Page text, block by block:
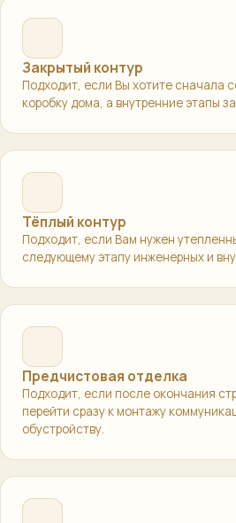
Закрытый контур
Подходит, если Вы хотите сначала
коробку дома, а внутренние этапы
Тёплый контур
Подходит, если Вам нужен
следующему этапу инженерных и
Предчистовая отделка
Подходит, если после окончания
перейти сразу к монтажу
обустройству.